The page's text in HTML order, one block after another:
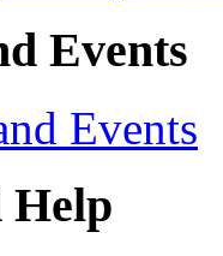
Events
Events
Help